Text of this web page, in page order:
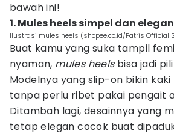
bawah ini!
1. Mules heels simpel dan elegan
Ilustrasi mules heels (shopee.co.id/Patris Official
Buat kamu yang suka tampil
nyaman, mules heelsbisa jadi
Modelnya yang slip-on bikin
tanpa perlu ribet pakai pengait
Ditambah lagi, desainnya yang
tetap elegan cocok buat